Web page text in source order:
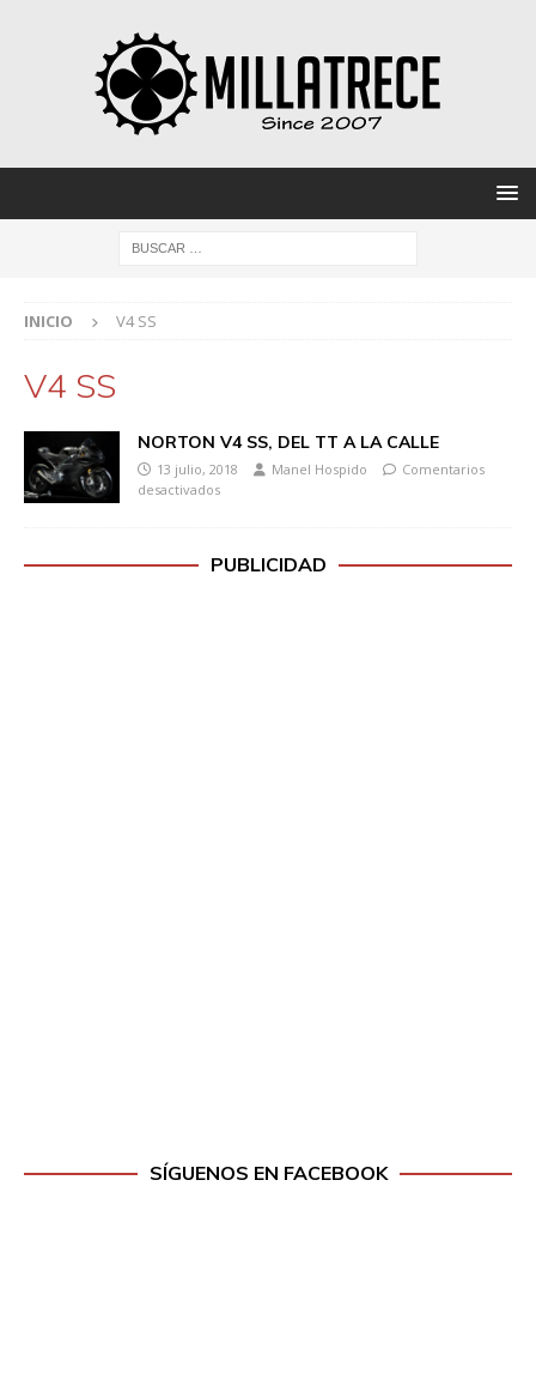
INICIO V4 SS
V4 SS
NORTON V4 SS, DEL TT A LA CALLE
13 julio, 2018 Manel Hospido
Comentarios
desactivados
PUBLICIDAD
SÍGUENOS EN FACEBOOK